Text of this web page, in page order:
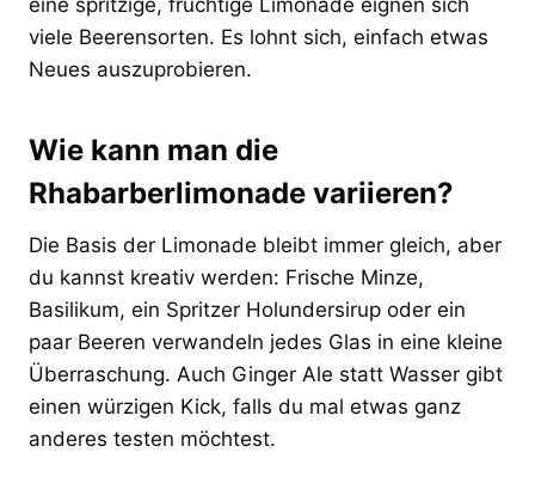
viele Beerensorten. Es lohnt sich, einfach etwas
Neues auszuprobieren.
Wie kann man die
Rhabarberlimonade variieren?
Die Basis der Limonade bleibt immer gleich, aber
du kannst kreativ werden: Frische Minze,
Basilikum, ein Spritzer Holundersirup oder ein
paar Beeren verwandeln jedes Glas in eine kleine
Überraschung. Auch Ginger Ale statt Wasser gibt
einen würzigen Kick, falls du mal etwas ganz
anderes testen möchtest.